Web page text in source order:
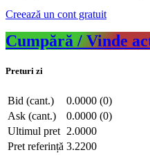
Creează un cont gratuit
Cumpără / Vinde
Preturi zi
Bid (cant.)
0.0000 (0)
Ask (cant.)
0.0000 (0)
Ultimul pret 2.0000
Pret referință 3.2200